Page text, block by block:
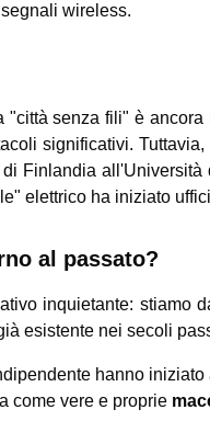
wireless.
senza fili" è
significativi.
Finlandia
elettrico ha iniziato
al passato?
inquietante: stiamo
esistente nei secoli
hanno
come vere e proprie